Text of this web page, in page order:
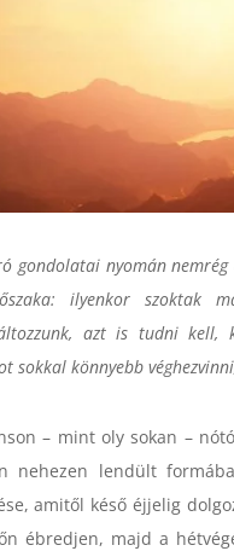
gondolatai nyomán
ilyenkor szoktak
azt is tudni
sokkal könnyebb
– mint oly sokan –
nehezen lendült
amitől késő éjjelig
ébredjen, majd a